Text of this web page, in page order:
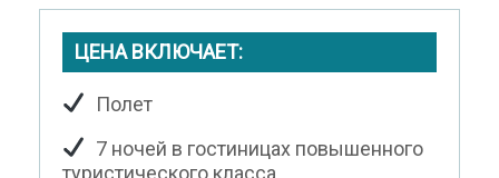
ЦЕНА ВКЛЮЧАЕТ:
Полет
7 ночей в гостиницах повышенного
туристического класса